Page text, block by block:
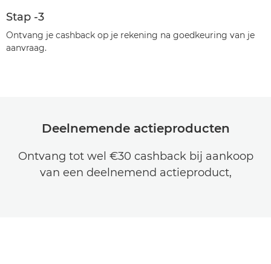
Stap -3
Ontvang je cashback op je rekening na goedkeuring van je
aanvraag.
Deelnemende actieproducten
Ontvang tot wel €30 cashback bij aankoop
van een deelnemend actieproduct,